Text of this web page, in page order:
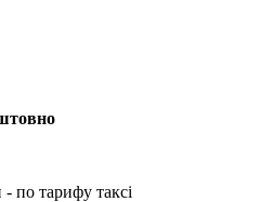
по тарифу таксі